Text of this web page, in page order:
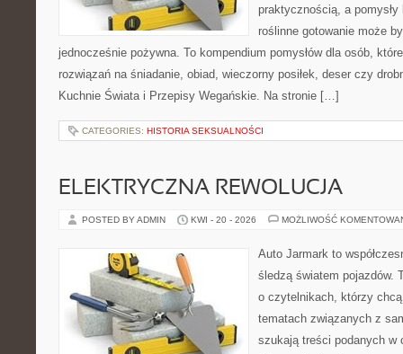
praktycznością, a
roślinne gotowanie może
jednocześnie pożywna. To kompendium pomysłów dla osób,
rozwiązań na śniadanie, obiad, wieczorny posiłek, deser czy
Kuchnie Świata i Przepisy Wegańskie. Na stronie […]
CATEGORIES: HISTORIA SEKSUALNOŚCI
ELEKTRYCZNA REWOLUCJA
POSTED BY ADMIN KWI - 20 - 2026 MOŻLIWOŚĆ
Auto Jarmark to
śledzą światem pojazdów.
o czytelnikach, którzy
tematach związanych z
szukają treści podanych